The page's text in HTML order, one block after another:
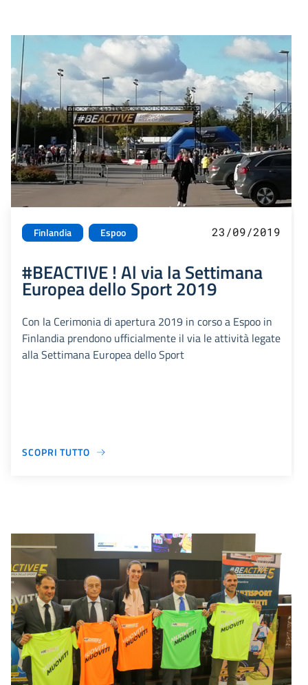
Finlandia Espoo 23/09/2019
#BEACTIVE ! Al via la Settimana
Europea dello Sport 2019
Con la Cerimonia di apertura 2019 in corso a Espoo in
Finlandia prendono ufficialmente il via le attività legate
alla Settimana Europea dello Sport
SCOPRI TUTTO